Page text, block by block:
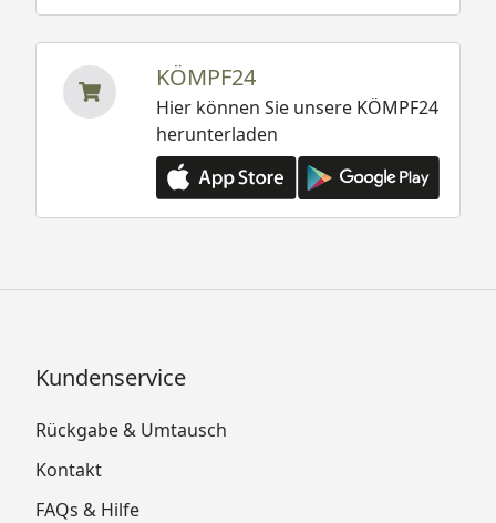
KÖMPF24
Hier können Sie unsere KÖMPF24
herunterladen
Kundenservice
Rückgabe & Umtausch
Kontakt
FAQs & Hilfe